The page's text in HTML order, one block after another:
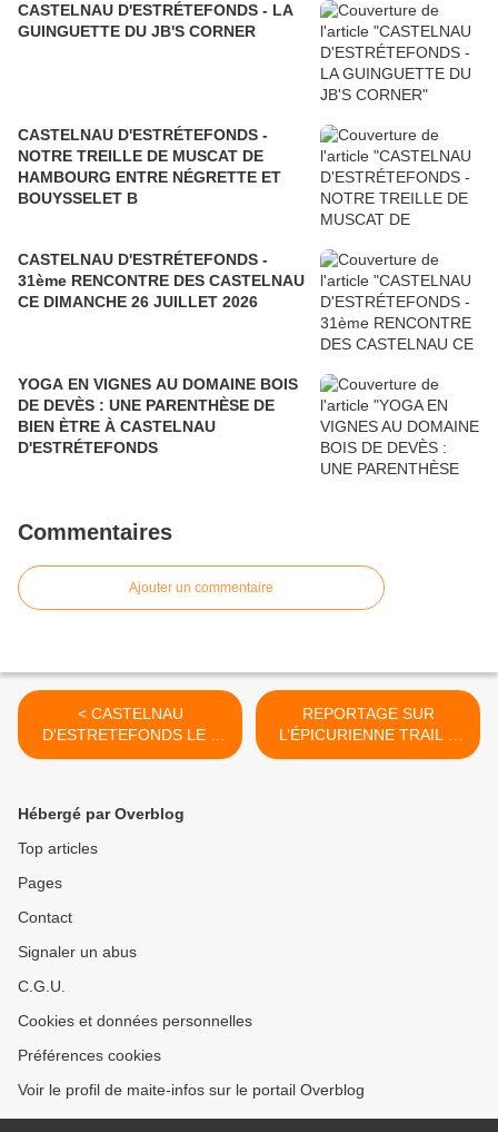
CASTELNAU D'ESTRÉTEFONDS - LA
GUINGUETTE DU JB'S CORNER
CASTELNAU D'ESTRÉTEFONDS -
NOTRE TREILLE DE MUSCAT DE
HAMBOURG ENTRE NÉGRETTE ET
BOUYSSELET B
CASTELNAU D'ESTRÉTEFONDS -
31ème RENCONTRE DES CASTELNAU
CE DIMANCHE 26 JUILLET 2026
YOGA EN VIGNES AU DOMAINE BOIS
DE DEVÈS : UNE PARENTHÈSE DE
BIEN ÈTRE À CASTELNAU
D'ESTRÉTEFONDS
Commentaires
Ajouter un commentaire
< CASTELNAU
D'ESTRETEFONDS LE 8
OCTOBRE 2017 - LES
REPORTAGE SUR
L’ÉPICURIENNE TRAIL A
CASTELNAU
Hébergé par Overblog
Top articles
Pages
Contact
Signaler un abus
C.G.U.
Cookies et données personnelles
Préférences cookies
Voir le profil de maite-infos sur le portail Overblog